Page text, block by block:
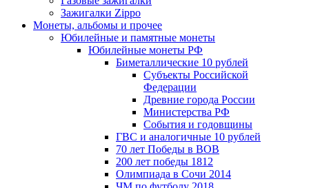
Зажигалки Zippo
Монеты, альбомы и прочее
Юбилейные и памятные монеты
Юбилейные монеты РФ
Биметаллические 10 рублей
Субъекты Российской
Федерации
Древние города России
Министерства РФ
События и годовщины
ГВС и аналогичные 10 рублей
70 лет Победы в ВОВ
200 лет победы 1812
Олимпиада в Сочи 2014